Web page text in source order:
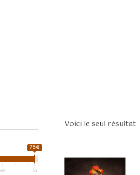
75€
69 75
Voici le seul résultat